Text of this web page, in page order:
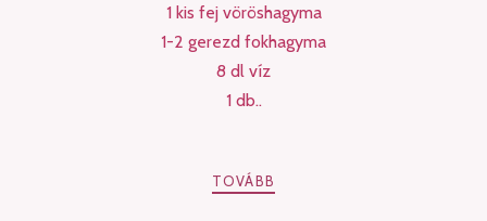
1 kis fej vöröshagyma
1-2 gerezd fokhagyma
8 dl víz
1 db..
TOVÁBB